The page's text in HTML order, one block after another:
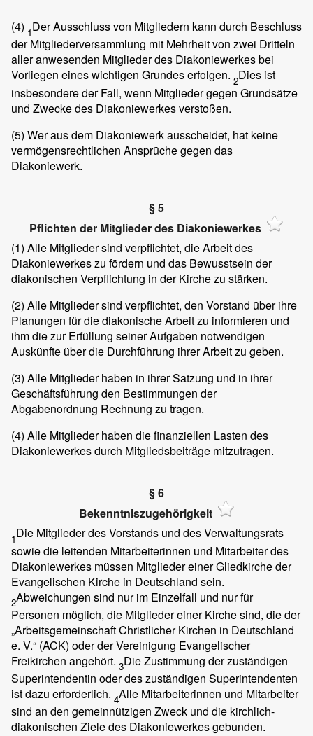
(4) 1Der Ausschluss von Mitgliedern kann durch Beschluss
der Mitgliederversammlung mit Mehrheit von zwei Dritteln
aller anwesenden Mitglieder des Diakoniewerkes bei
Vorliegen eines wichtigen Grundes erfolgen. 2Dies ist
insbesondere der Fall, wenn Mitglieder gegen Grundsätze
und Zwecke des Diakoniewerkes verstoßen.
(5) Wer aus dem Diakoniewerk ausscheidet, hat keine
vermögensrechtlichen Ansprüche gegen das
Diakoniewerk.
§ 5
Pflichten der Mitglieder des Diakoniewerkes
(1) Alle Mitglieder sind verpflichtet, die Arbeit des
Diakoniewerkes zu fördern und das Bewusstsein der
diakonischen Verpflichtung in der Kirche zu stärken.
(2) Alle Mitglieder sind verpflichtet, den Vorstand über ihre
Planungen für die diakonische Arbeit zu informieren und
ihm die zur Erfüllung seiner Aufgaben notwendigen
Auskünfte über die Durchführung ihrer Arbeit zu geben.
(3) Alle Mitglieder haben in ihrer Satzung und in ihrer
Geschäftsführung den Bestimmungen der
Abgabenordnung Rechnung zu tragen.
(4) Alle Mitglieder haben die finanziellen Lasten des
Diakoniewerkes durch Mitgliedsbeiträge mitzutragen.
§ 6
Bekenntniszugehörigkeit
1Die Mitglieder des Vorstands und des Verwaltungsrats
sowie die leitenden Mitarbeiterinnen und Mitarbeiter des
Diakoniewerkes müssen Mitglieder einer Gliedkirche der
Evangelischen Kirche in Deutschland sein.
2Abweichungen sind nur im Einzelfall und nur für
Personen möglich, die Mitglieder einer Kirche sind, die der
„Arbeitsgemeinschaft Christlicher Kirchen in Deutschland
e. V.“ (ACK) oder der Vereinigung Evangelischer
Freikirchen angehört. 3Die Zustimmung der zuständigen
Superintendentin oder des zuständigen Superintendenten
ist dazu erforderlich. 4Alle Mitarbeiterinnen und Mitarbeiter
sind an den gemeinnützigen Zweck und die kirchlich-
diakonischen Ziele des Diakoniewerkes gebunden.